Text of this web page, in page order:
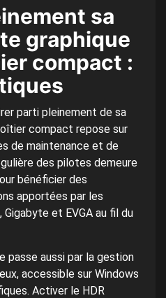
sa
graphique
compact :
parti pleinement de sa
compact repose sur
de maintenance et de
des pilotes demeure
bénéficier des
apportées par les
et EVGA au fil du
passe aussi par la gestion
accessible sur Windows
Activer le HDR